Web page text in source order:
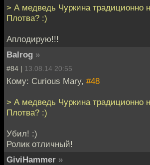
> А медведь Чуркина традиционно
Плотва? :)
Аплодирую!!!
Balrog »
#84 | 13.08.14 20:55
Кому: Curious Mary, #48
> А медведь Чуркина традиционно
Плотва? :)
Убил! :)
Ролик отличный!
GiviHammer »